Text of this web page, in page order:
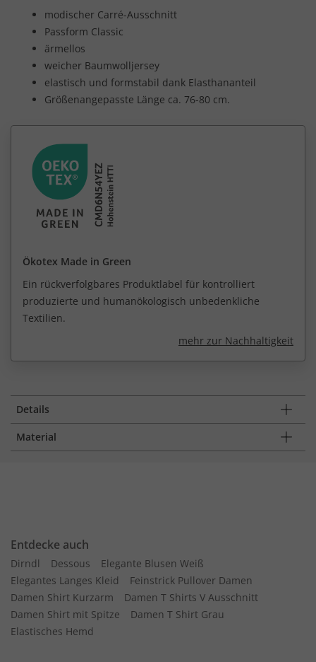
modischer Carré-Ausschnitt
Passform Classic
ärmellos
weicher Baumwolljersey
elastisch und formstabil dank Elasthananteil
Größenangepasste Länge ca. 76-80 cm.
Ökotex Made in Green
Ein rückverfolgbares Produktlabel für kontrolliert
produzierte und humanökologisch unbedenkliche
Textilien.
mehr zur Nachhaltigkeit
Details
Material
Entdecke auch
Dirndl Dessous
Elegante Blusen Weiß
Elegantes Langes Kleid
Feinstrick Pullover Damen
Damen Shirt Kurzarm
Damen T Shirts V Ausschnitt
Damen Shirt mit Spitze
Damen T Shirt Grau
Elastisches Hemd